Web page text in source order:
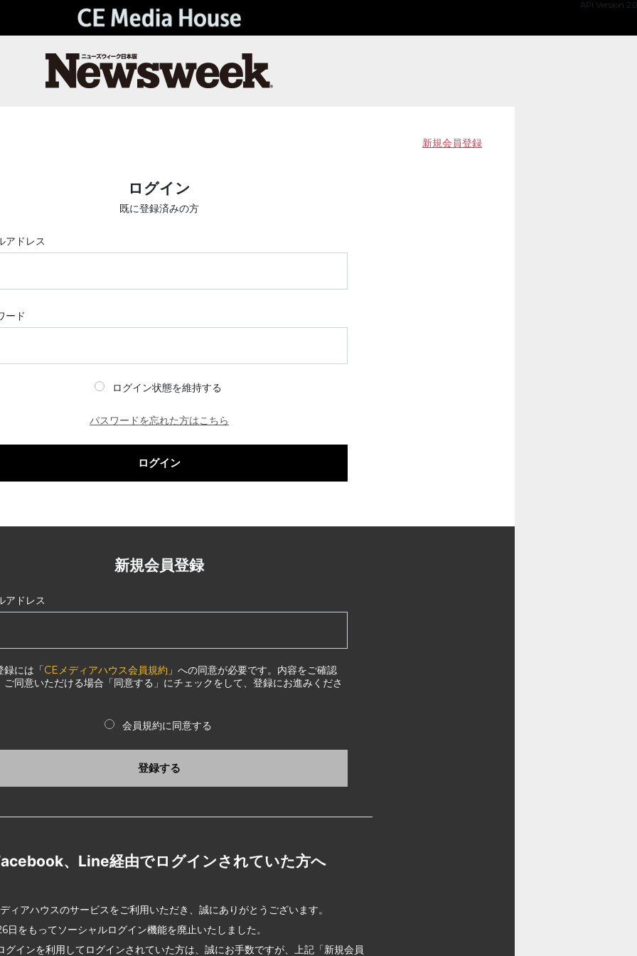
API Version 2.0
新規会員登録
ログイン
既に登録済みの方
アドレス
ード
ログイン状態を維持する
パスワードを忘れた方はこちら
ログイン
新規会員登録
アドレス
録には「CEメディアハウス会員規約 」への同意が必要です。内容をご確認
ご同意いただける場合「同意する」にチェックをして、登録にお進みくださ
会員規約に同意する
登録する
、Line経由でログインされていた方へ
ィアハウスのサービスをご利用いただき、誠にありがとうございます。
日をもってソーシャルログイン機能を廃止いたしました。
グインを利用してログインされていた方は、誠にお手数ですが、上記「新規会員